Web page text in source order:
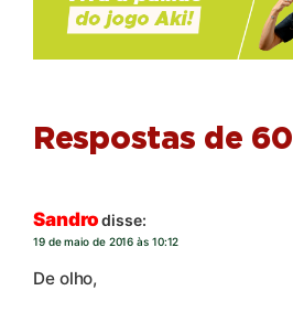
Respostas de 60
Sandrodisse:
19 de maio de 2016 às 10:12
De olho,